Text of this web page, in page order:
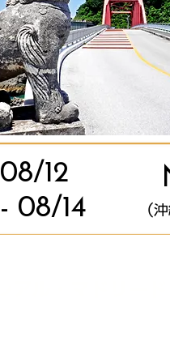
08/12
- 08/14
（